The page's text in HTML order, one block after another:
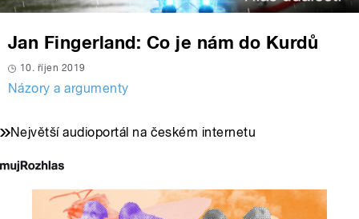
Jan Fingerland: Co je nám do Kurdů
10. říjen 2019
Názory a argumenty
Největší audioportál na českém internetu